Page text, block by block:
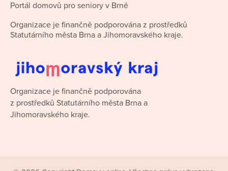
Portál domovů pro seniory v Brně
Organizace je finančně podporována z prostředků
Statutárního města Brna a Jihomoravského kraje.
Organizace je finančně podporována
z prostředků Statutárního města Brna a
Jihomoravského kraje.